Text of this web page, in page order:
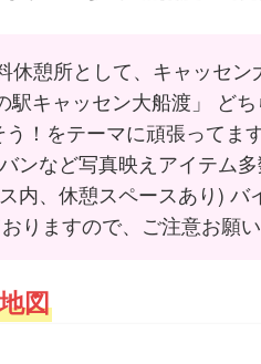
休憩所として、キャッセ
駅キャッセン大船渡」 ど
！をテーマに頑張ってま
ンなど写真映えアイテム
内、休憩スペースあり)
りますので、ご注意お願
図